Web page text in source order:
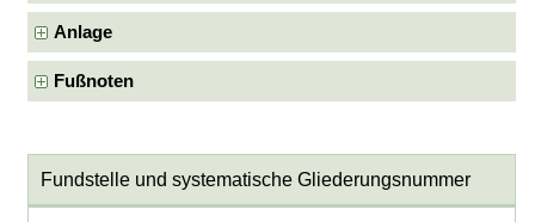
Anlage
Fußnoten
Fundstelle und systematische Gliederungsnummer